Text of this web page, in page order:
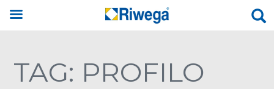
TAG: PROFILO